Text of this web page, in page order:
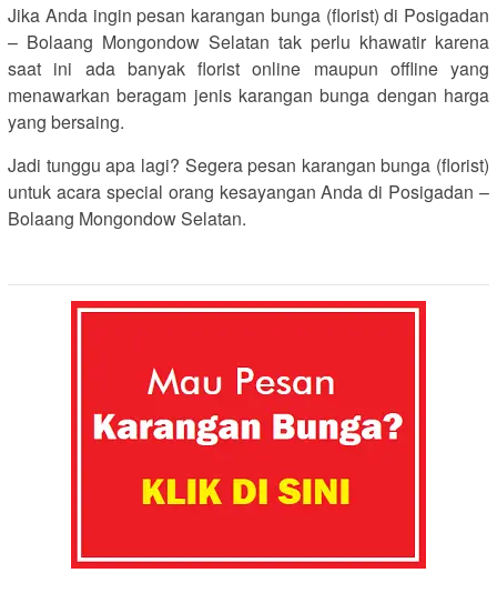
Jika Anda ingin pesan karangan bunga (florist) di Posigadan
– Bolaang Mongondow Selatan tak perlu khawatir karena
saat ini ada banyak florist online maupun offline yang
menawarkan beragam jenis karangan bunga dengan harga
yang bersaing.
Jadi tunggu apa lagi? Segera pesan karangan bunga (florist)
untuk acara special orang kesayangan Anda di Posigadan –
Bolaang Mongondow Selatan.